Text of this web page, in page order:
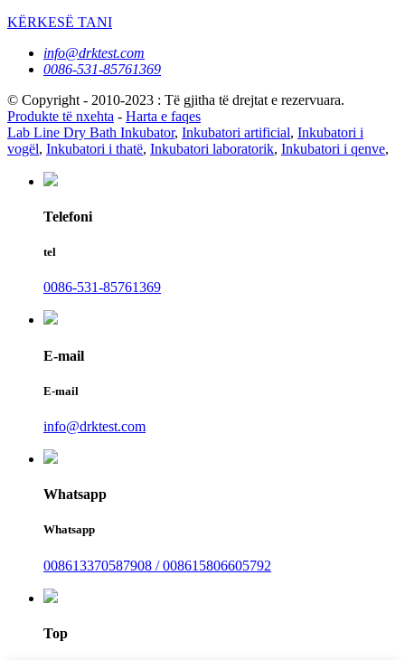
KËRKESË TANI
info@drktest.com
0086-531-85761369
© Copyright - 2010-2023 : Të gjitha të drejtat e rezervuara.
Produkte të nxehta - Harta e faqes
Lab Line Dry Bath Inkubator, Inkubatori artificial, Inkubatori i
vogël, Inkubatori i thatë, Inkubatori laboratorik, Inkubatori i qenve,
Telefoni
tel
0086-531-85761369
E-mail
E-mail
info@drktest.com
Whatsapp
Whatsapp
008613370587908 / 008615806605792
Top